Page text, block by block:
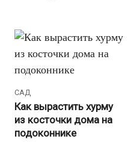
САД
Как вырастить хурму
из косточки дома на
подоконнике